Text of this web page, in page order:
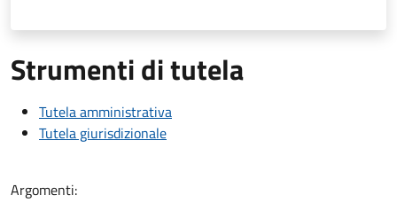
Strumenti di tutela
Tutela amministrativa
Tutela giurisdizionale
Argomenti: